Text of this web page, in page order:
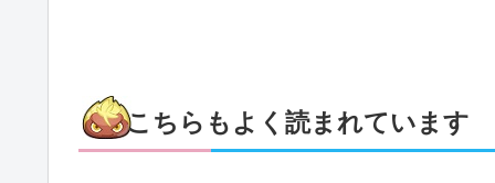
こちらもよく読まれています